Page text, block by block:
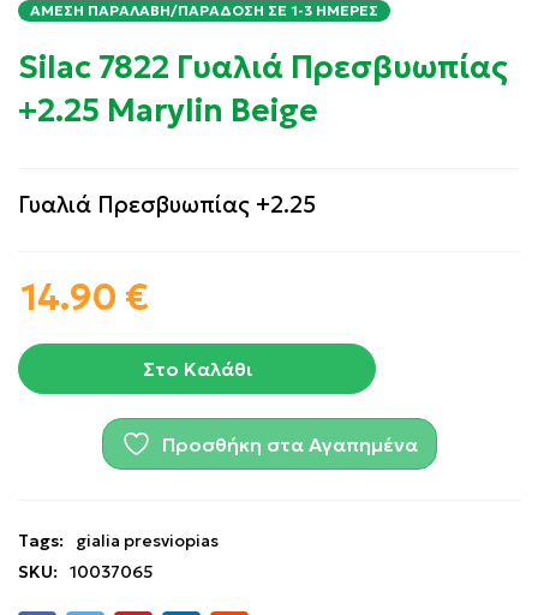
ΆΜΕΣΗ ΠΑΡΑΛΑΒΉ/ΠΑΡΆΔΟΣΗ ΣΕ 1-3 ΗΜΈΡΕΣ
Silac 7822 Γυαλιά Πρεσβυωπίας
+2.25 Marylin Beige
Γυαλιά Πρεσβυωπίας +2.25
14.90 €
Στο Καλάθι
Προσθήκη στα Αγαπημένα
Tags:
gialia presviopias
SKU:
10037065